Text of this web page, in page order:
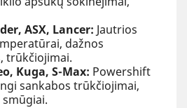
ASX, Lancer: Jautrios
dažnos
trūkčiojimai.
Kuga, S-Max: Powershift
sankabos trūkčiojimai,